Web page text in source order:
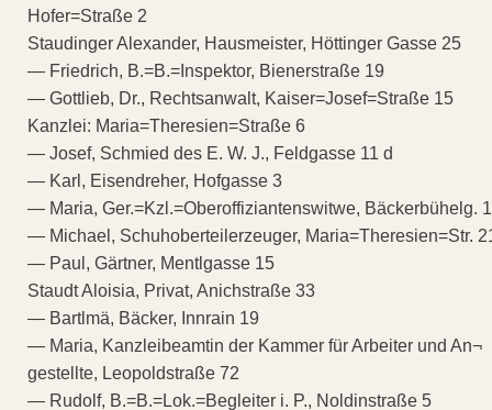
Hofer=Straße 2
Staudinger Alexander, Hausmeister, Höttinger Gasse 25
— Friedrich, B.=B.=Inspektor, Bienerstraße 19
— Gottlieb, Dr., Rechtsanwalt, Kaiser=Josef=Straße 15
Kanzlei: Maria=Theresien=Straße 6
— Josef, Schmied des E. W. J., Feldgasse 11 d
— Karl, Eisendreher, Hofgasse 3
— Maria, Ger.=Kzl.=Oberoffiziantenswitwe, Bäckerbühelg.
— Michael, Schuhoberteilerzeuger, Maria=Theresien=Str.
— Paul, Gärtner, Mentlgasse 15
Staudt Aloisia, Privat, Anichstraße 33
— Bartlmä, Bäcker, Innrain 19
— Maria, Kanzleibeamtin der Kammer für Arbeiter und An¬
gestellte, Leopoldstraße 72
— Rudolf, B.=B.=Lok.=Begleiter i. P., Noldinstraße 5